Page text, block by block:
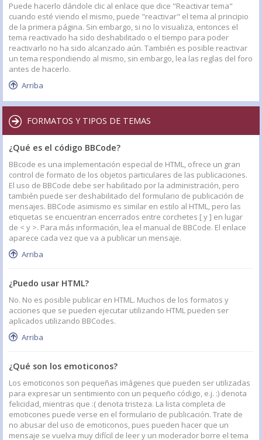
Puede hacerlo dándole clic al enlace que dice "Reactivar tema"
cuando esté viendo el mismo, puede "reactivar" el tema al principio
de la primera página. Sin embargo, si no lo visualiza, entonces el
tema reactivado ha sido deshabilitado o el tiempo para poder
reactivarlo no ha sido alcanzado aún. También es posible reactivar
un tema respondiendo al mismo, sin embargo, lea las reglas del foro
antes de hacerlo.
Arriba
FORMATOS Y TIPOS DE TEMAS
¿Qué es el código BBCode?
BBcode es una implementación especial de HTML, ofrece un gran
control de formato de los objetos particulares de las publicaciones.
El uso de BBCode debe ser habilitado por la administración, pero
también puede ser deshabilitado del formulario de publicación de
mensajes. BBCode asimismo es similar en estilo al HTML, pero las
etiquetas se encuentran encerrados entre corchetes [ y ] en lugar
de < y >. Para más información, lea el manual de BBCode. El enlace
aparece cada vez que va a publicar un mensaje.
Arriba
¿Puedo usar HTML?
No. No es posible publicar en HTML. Muchos de los formatos y
acciones que se pueden ejecutar utilizando HTML pueden ser
aplicados utilizando BBCodes.
Arriba
¿Qué son los emoticonos?
Los emoticonos son pequeñas imágenes que pueden ser utilizadas
para expresar un sentimiento con un pequeño código, e.j. :) denota
felicidad, mientras que :( denota tristeza. La lista completa de
emoticones puede verse en el formulario de publicación. Trate de
no abusar del uso de emoticonos, pues pueden hacer que un
mensaje se vuelva muy difícil de leer y un moderador borre el tema